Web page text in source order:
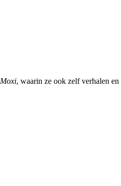
Moxi, waarin ze ook zelf verhalen